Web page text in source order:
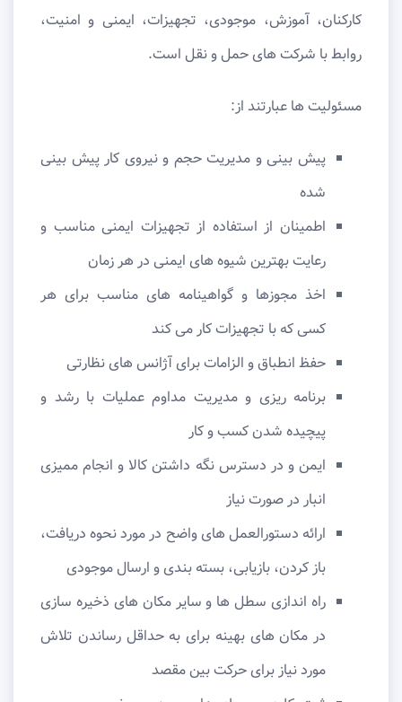
کارکنان، آموزش، موجودی، تجهیزات، ایمنی و امنیت،
روابط با شرکت های حمل و نقل است.
مسئولیت ها عبارتند از:
پیش بینی و مدیریت حجم و نیروی کار پیش بینی
شده
اطمینان از استفاده از تجهیزات ایمنی مناسب و
رعایت بهترین شیوه های ایمنی در هر زمان
اخذ مجوزها و گواهینامه های مناسب برای هر
کسی که با تجهیزات کار می کند
حفظ انطباق و الزامات برای آژانس های نظارتی
برنامه ریزی و مدیریت مداوم عملیات با رشد و
پیچیده شدن کسب و کار
ایمن و در دسترس نگه داشتن کالا و انجام ممیزی
انبار در صورت نیاز
ارائه دستورالعمل های واضح در مورد نحوه دریافت،
باز کردن، بازیابی، بسته بندی و ارسال موجودی
راه اندازی سطل ها و سایر مکان های ذخیره سازی
در مکان های بهینه برای به حداقل رساندن تلاش
مورد نیاز برای حرکت بین مقصد